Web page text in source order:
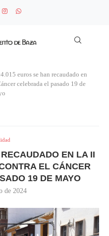
euros se han recaudado en
celebrada el pasado 19 de
EN LA II
EL CÁNCER
19 DE MAYO
de 2024